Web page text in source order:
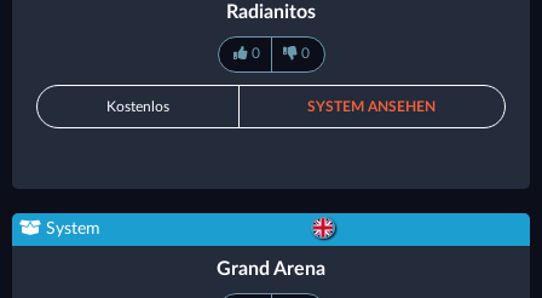
Radianitos
0 0
Kostenlos SYSTEM ANSEHEN
System
Grand Arena